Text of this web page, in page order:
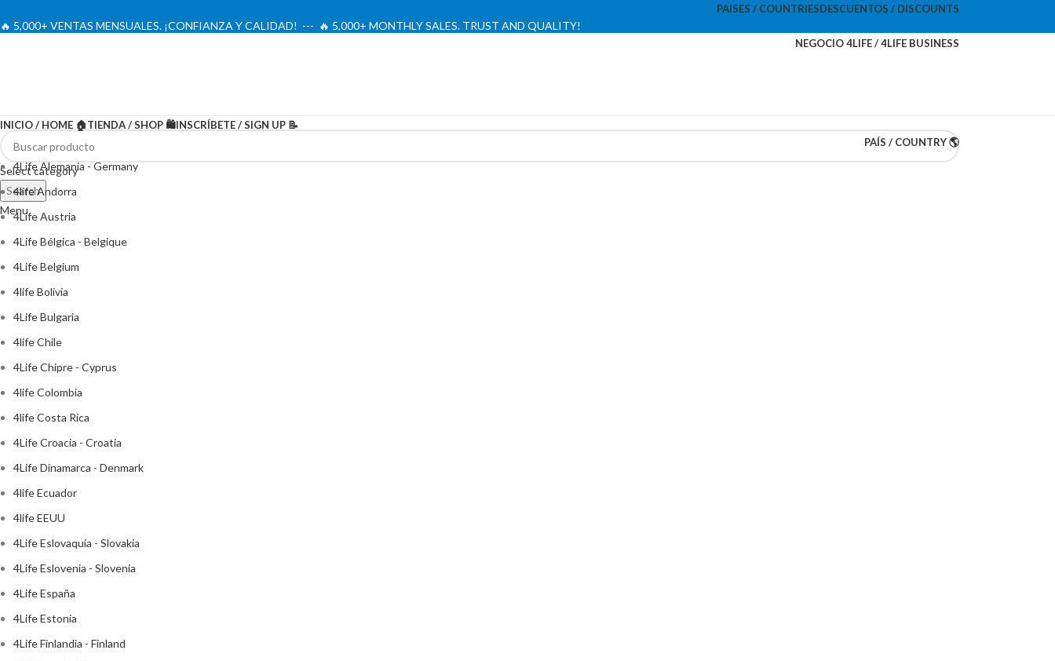
PAISES / COUNTRIESDESCUENTOS / DISCOUNTS
🔥 5,000+ VENTAS MENSUALES. ¡CONFIANZA Y CALIDAD! --- 🔥 5,000+ MONTHLY SALES. TRUST AND QUALITY!
NEGOCIO 4LIFE / 4LIFE BUSINESS
Select category
Search
Menu
INICIO / HOME 🏠TIENDA / SHOP 🛍️INSCRÍBETE / SIGN UP 📝
PAÍS / COUNTRY 🌎
4Life Alemania - Germany
4life Andorra
4Life Austria
4Life Bélgica - Belgique
4Life Belgium
4life Bolivia
4Life Bulgaria
4life Chile
4Life Chipre - Cyprus
4life Colombia
4life Costa Rica
4Life Croacia - Croatia
4Life Dinamarca - Denmark
4life Ecuador
4life EEUU
4Life Eslovaquia - Slovakia
4Life Eslovenia - Slovenia
4Life España
4Life Estonia
4Life Finlandia - Finland